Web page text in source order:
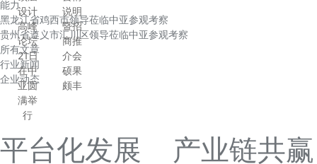
设计
高峰
论坛
21日
在中
亚圆
满举
行
说明
暨招
商推
介会
硕果
颇丰
能力
黑龙江省鸡西市领导莅临中亚参观考察
贵州省遵义市汇川区领导莅临中亚参观考察
所有文章
行业新闻
企业动态
平台化发展 产业链共赢